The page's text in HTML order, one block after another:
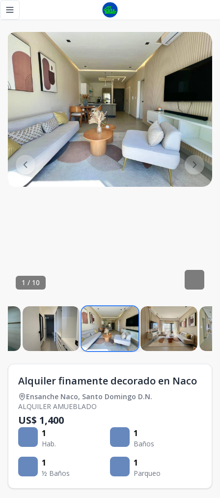
Toggle navigation menu
1 / 10
Alquiler finamente decorado en Naco
Ensanche Naco, Santo Domingo D.N.
ALQUILER AMUEBLADO
US$ 1,400
1
Hab.
1
Baños
1
½ Baños
1
Parqueo
Alquiler finamente decorado en Naco - Tu Casa RD